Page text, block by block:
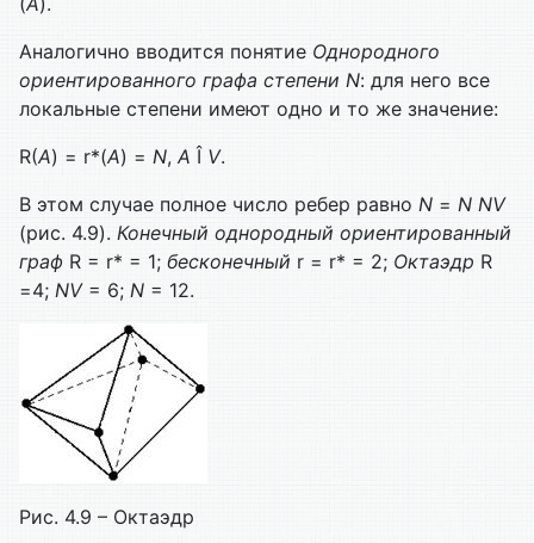
Аналогично вводится понятие Однородного
ориентированного графа степени N: для него все
локальные степени имеют одно и то же значение:
R(А) = r*(А) = N, А Î V.
В этом случае полное число ребер равно N = N NV
(рис. 4.9). Конечный однородный ориентированный
граф R = r* = 1; бесконечный r = r* = 2; Октаэдр R
=4; NV= 6; N = 12.
Рис. 4.9 – Октаэдр